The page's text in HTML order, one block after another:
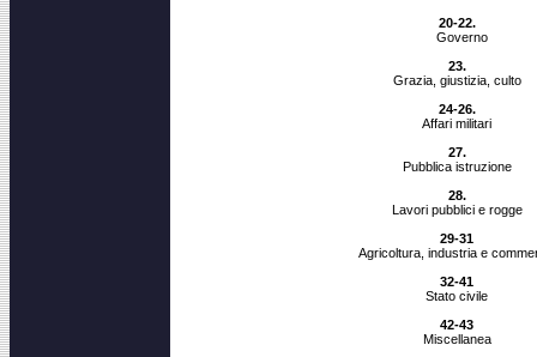
20-22.
Governo
23.
Grazia, giustizia, culto
24-26.
Affari militari
27.
Pubblica istruzione
28.
Lavori pubblici e rogge
29-31
Agricoltura, industria e
32-41
Stato civile
42-43
Miscellanea